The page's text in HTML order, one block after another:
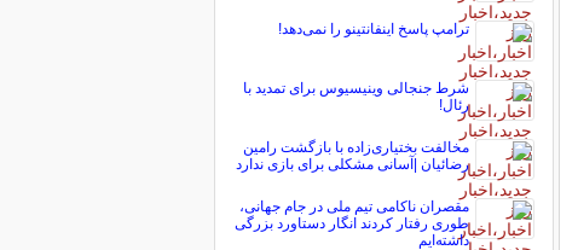
ترامپ پاسخ اینفانتینو را نمی‌دهد!
شرط جنجالی وینیسیوس برای تمدید با
رئال!
مخالفت بختیاری‌زاده با بازگشت رامین
رضائیان |آسانی مشکلی برای بازی ندارد
مقصران ناکامی تیم ملی در جام جهانی،
طوری رفتار کردند انگار دستاورد بزرگی
داشته‌ایم